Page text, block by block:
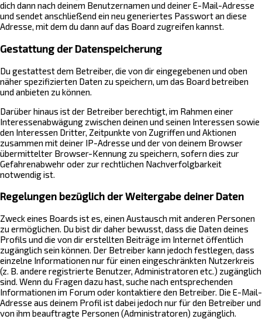
dich dann nach deinem Benutzernamen und deiner E-Mail-Adresse
und sendet anschließend ein neu generiertes Passwort an diese
Adresse, mit dem du dann auf das Board zugreifen kannst.
Gestattung der Datenspeicherung
Du gestattest dem Betreiber, die von dir eingegebenen und oben
näher spezifizierten Daten zu speichern, um das Board betreiben
und anbieten zu können.
Darüber hinaus ist der Betreiber berechtigt, im Rahmen einer
Interessenabwägung zwischen deinen und seinen Interessen sowie
den Interessen Dritter, Zeitpunkte von Zugriffen und Aktionen
zusammen mit deiner IP-Adresse und der von deinem Browser
übermittelter Browser-Kennung zu speichern, sofern dies zur
Gefahrenabwehr oder zur rechtlichen Nachverfolgbarkeit
notwendig ist.
Regelungen bezüglich der Weitergabe deiner Daten
Zweck eines Boards ist es, einen Austausch mit anderen Personen
zu ermöglichen. Du bist dir daher bewusst, dass die Daten deines
Profils und die von dir erstellten Beiträge im Internet öffentlich
zugänglich sein können. Der Betreiber kann jedoch festlegen, dass
einzelne Informationen nur für einen eingeschränkten Nutzerkreis
(z. B. andere registrierte Benutzer, Administratoren etc.) zugänglich
sind. Wenn du Fragen dazu hast, suche nach entsprechenden
Informationen im Forum oder kontaktiere den Betreiber. Die E-Mail-
Adresse aus deinem Profil ist dabei jedoch nur für den Betreiber und
von ihm beauftragte Personen (Administratoren) zugänglich.